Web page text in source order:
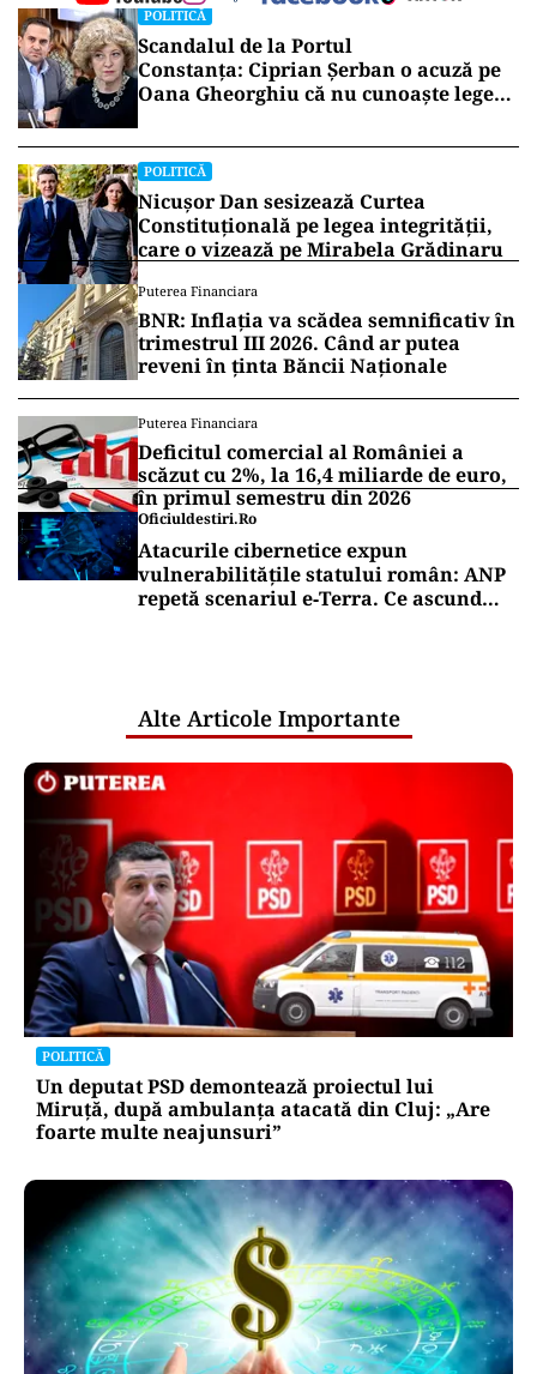
POLITICĂ
Scandalul de la Portul
Constanța: Ciprian Șerban o acuză pe
Oana Gheorghiu că nu cunoaște legea
POLITICĂ
Nicușor Dan sesizează Curtea
Constituțională pe legea integrității,
care o vizează pe Mirabela Grădinaru
Puterea Financiara
BNR: Inflația va scădea semnificativ în
trimestrul III 2026. Când ar putea
reveni în ținta Băncii Naționale
Puterea Financiara
Deficitul comercial al României a
scăzut cu 2%, la 16,4 miliarde de euro,
în primul semestru din 2026
Oficiuldestiri.ro
Atacurile cibernetice expun
vulnerabilitățile statului român: ANP
repetă scenariul e‑Terra. Ce ascund
Alte Articole Importante
POLITICĂ
Un deputat PSD demontează proiectul lui
Miruță, după ambulanța atacată din Cluj: „Are
foarte multe neajunsuri”